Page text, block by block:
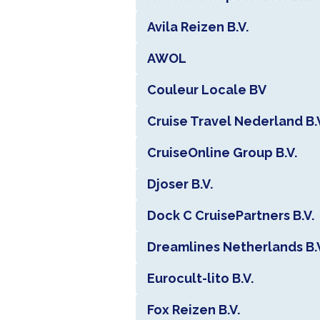
Avila Reizen B.V.
AWOL
Couleur Locale BV
Cruise Travel Nederland
CruiseOnline Group B.V.
Djoser B.V.
Dock C CruisePartners B.V.
Dreamlines Netherlands
Eurocult-lito B.V.
Fox Reizen B.V.